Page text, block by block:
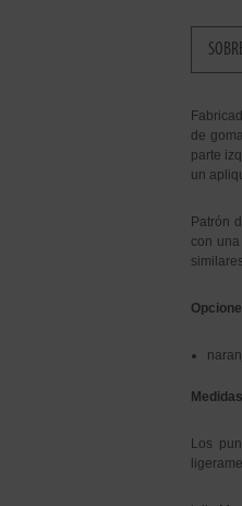
de
parte
un
Patrón
con
Los